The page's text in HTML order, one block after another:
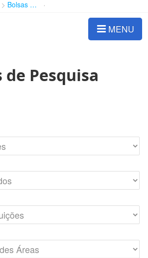
Bolsas e Auxílios Vigentes
MENU
Pesquisa